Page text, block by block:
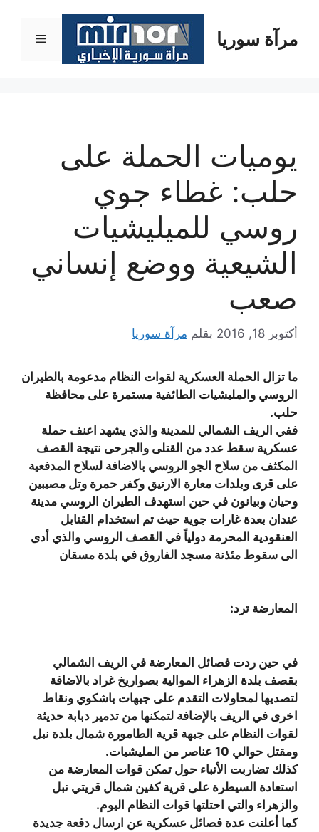
المحتوىمرآة سوريا القائمة
يوميات الحملة على
حلب: غطاء جوي
روسي للميليشيات
الشيعية ووضع إنساني
صعب
أكتوبر 18, 2016 بقلم مرآة سوريا
ما تزال الحملة العسكرية لقوات النظام مدعومة بالطيران
الروسي والمليشيات الطائفية مستمرة على محافظة
حلب.
ففي الريف الشمالي للمدينة والذي يشهد اعنف حملة
عسكرية سقط عدد من القتلى والجرحى نتيجة القصف
المكثف من سلاح الجو الروسي بالاضافة لسلاح المدفعية
على قرى وبلدات معارة الارتيق وكفر حمرة وتل مصيبين
وحيان وبيانون في حين استهدف الطيران الروسي مدينة
عندان بعدة غارات جوية حيث تم استخدام القنابل
العنقودية المحرمة دولياً في القصف الروسي والذي أدى
الى سقوط مئذنة مسجد الفاروق في بلدة مسقان
المعارضة ترد:
في حين ردت فصائل المعارضة في الريف الشمالي
بقصف بلدة الزهراء الموالية بصواريخ غراد بالاضافة
لتصديها لمحاولات التقدم على جبهات باشكوي ونقاط
اخرى في الريف بالإضافة لتمكنها من تدمير دبابة حديثة
لقوات النظام على جبهة قرية الطامورة شمال بلدة نبل
ومقتل حوالي 10 عناصر من المليشيات.
كذلك تضاربت الأنباء حول تمكن قوات المعارضة من
استعادة السيطرة على قرية كفين شمال قريتي نبل
والزهراء والتي احتلتها قوات النظام اليوم.
كما أعلنت عدة فصائل عسكرية عن ارسال دفعة جديدة